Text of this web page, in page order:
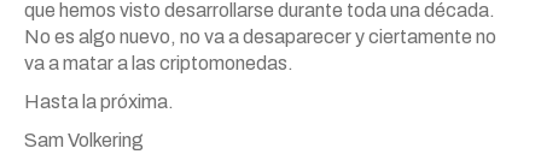
que hemos visto desarrollarse durante toda una década.
No es algo nuevo, no va a desaparecer y ciertamente no
va a matar a las criptomonedas.
Hasta la próxima.
Sam Volkering